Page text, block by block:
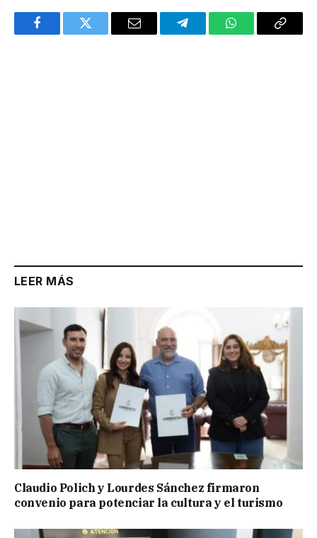
FacebookTwitter Email TelegramWhatsAppCopy
LEER MÁS
Claudio Polich y Lourdes Sánchez firmaron
convenio para potenciar la cultura y el turismo